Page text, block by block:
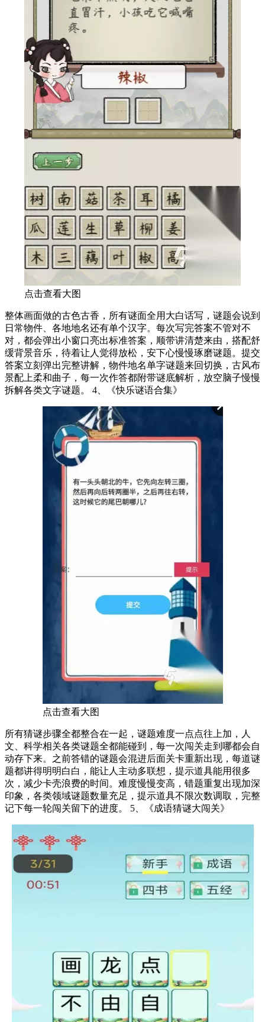
点击查看大图
整体画面做的古色古香，所有谜面全用大白话写，谜题会说到
日常物件、各地地名还有单个汉字。每次写完答案不管对不
对，都会弹出小窗口亮出标准答案，顺带讲清楚来由，搭配舒
缓背景音乐，待着让人觉得放松，安下心慢慢琢磨谜题。提交
答案立刻弹出完整讲解，物件地名单字谜题来回切换，古风布
景配上柔和曲子，每一次作答都附带谜底解析，放空脑子慢慢
拆解各类文字谜题。 4、《快乐谜语合集》
点击查看大图
所有猜谜步骤全都整合在一起，谜题难度一点点往上加，人
文、科学相关各类谜题全都能碰到，每一次闯关走到哪都会自
动存下来。之前答错的谜题会混进后面关卡重新出现，每道谜
题都讲得明明白白，能让人主动多联想，提示道具能用很多
次，减少卡壳浪费的时间。难度慢慢变高，错题重复出现加深
印象，各类领域谜题数量充足，提示道具不限次数调取，完整
记下每一轮闯关留下的进度。 5、《成语猜谜大闯关》